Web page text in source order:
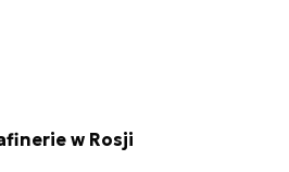
w Rosji